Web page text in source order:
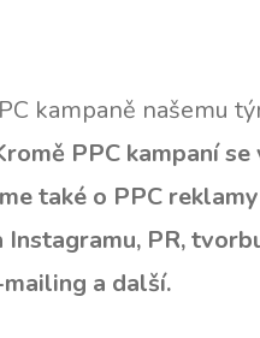
kampaně našemu
PPC kampaní se
také o PPC
Instagramu, PR,
mailing a další.